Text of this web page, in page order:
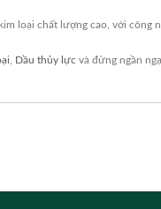
loại chất lượng cao, với
Dầu thủy lực và đừng ngần